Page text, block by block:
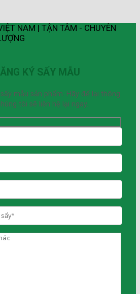
NAM | TẬN TÂM - CHUYÊN
KÝ SẤY MẪU
mẫu sản phẩm. Hãy để lại thông
tôi sẽ liên hệ lại ngay.